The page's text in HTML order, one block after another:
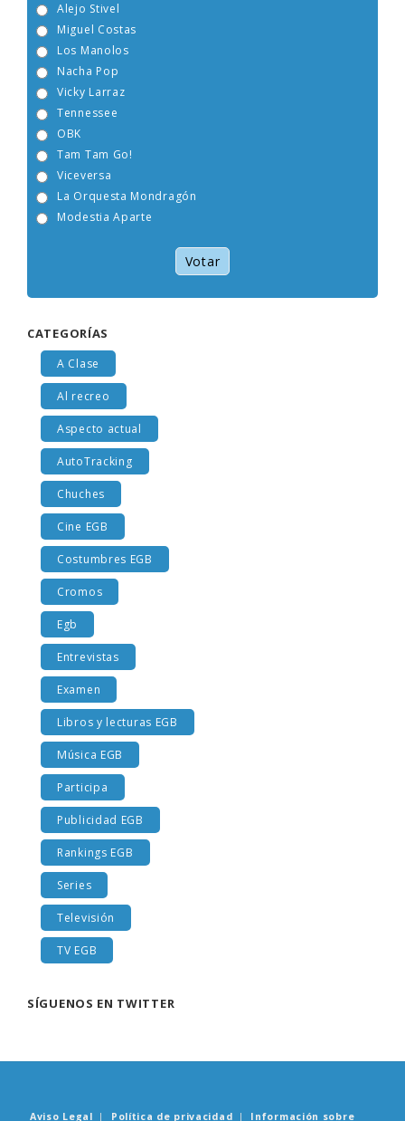
Alejo Stivel
Miguel Costas
Nacha Pop
Vicky Larraz
La Orquesta Mondragón
Modestia Aparte
Votar
CATEGORÍAS
A Clase
Al recreo
Aspecto actual
AutoTracking
Chuches
Cine EGB
Costumbres EGB
Cromos
Egb
Entrevistas
Examen
Libros y lecturas EGB
Música EGB
Participa
Publicidad EGB
Rankings EGB
Series
Televisión
TV EGB
SÍGUENOS EN TWITTER